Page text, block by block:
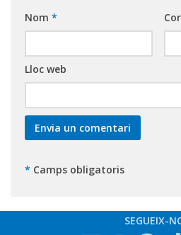
Nom *
Lloc web
* Camps obligatoris
SEGUEIX-